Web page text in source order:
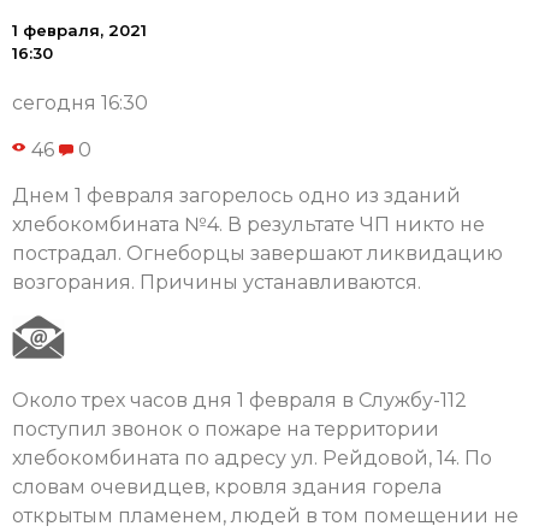
1 февраля, 2021
16:30
сегодня 16:30
46 0
Днем 1 февраля загорелось одно из зданий
хлебокомбината №4. В результате ЧП никто не
пострадал. Огнеборцы завершают ликвидацию
возгорания. Причины устанавливаются.
Около трех часов дня 1 февраля в Службу-112
поступил звонок о пожаре на территории
хлебокомбината по адресу ул. Рейдовой, 14. По
словам очевидцев, кровля здания горела
открытым пламенем, людей в том помещении не